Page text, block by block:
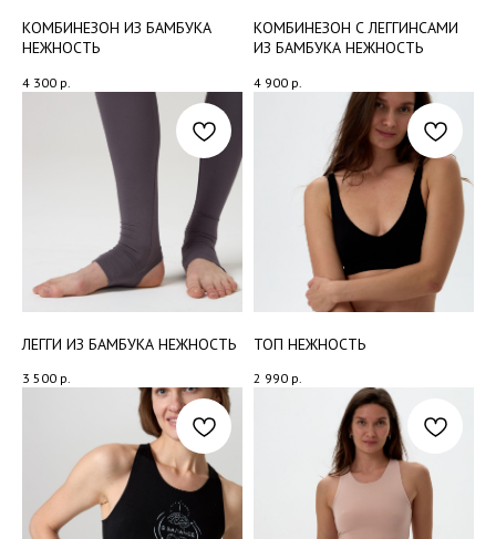
КОМБИНЕЗОН ИЗ БАМБУКА
НЕЖНОСТЬ
4 300 р.
КОМБИНЕЗОН С ЛЕГГИНСАМИ
ИЗ БАМБУКА НЕЖНОСТЬ
4 900 р.
ЛЕГГИ ИЗ БАМБУКА НЕЖНОСТЬ
3 500 р.
ТОП НЕЖНОСТЬ
2 990 р.